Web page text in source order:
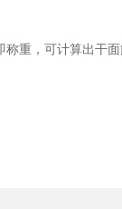
重，可计算出干